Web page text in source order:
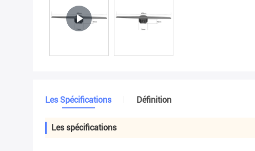
Les Spécifications Définition
Les spécifications